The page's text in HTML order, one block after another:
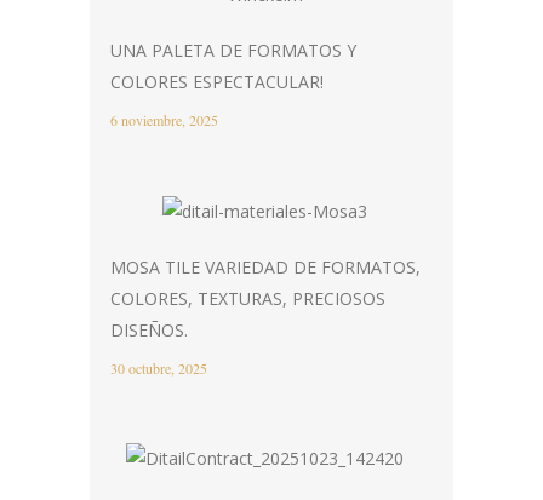
UNA PALETA DE FORMATOS Y
COLORES ESPECTACULAR!
6 noviembre, 2025
MOSA TILE VARIEDAD DE FORMATOS,
COLORES, TEXTURAS, PRECIOSOS
DISEÑOS.
30 octubre, 2025